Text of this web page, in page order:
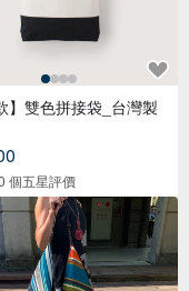
】雙色拼接袋_台灣製
個五星評價